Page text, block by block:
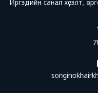
Иргэдийн санал хүсэлт,